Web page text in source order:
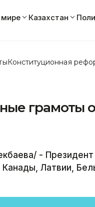
мире Казахстан
Конституционная
грамоты
- Президент
Латвии,